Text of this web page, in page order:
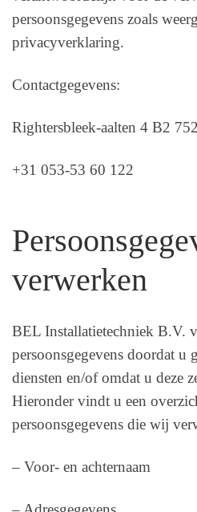
persoonsgegevens zoals
privacyverklaring.
Contactgegevens:
Rightersbleek-aalten 4 B2
+31 053-53 60 122
verwerken
BEL Installatietechniek B.V.
persoonsgegevens doordat u
diensten en/of omdat u deze
Hieronder vindt u een
persoonsgegevens die wij
– Voor- en achternaam